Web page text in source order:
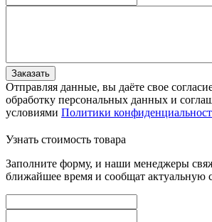
Заказать
Отправляя данные, вы даёте свое
обработку персональных данных и
условиями Политики
Узнать стоимость товара
Заполните форму, и наши менеджеры
ближайшее время и сообщат актуальную